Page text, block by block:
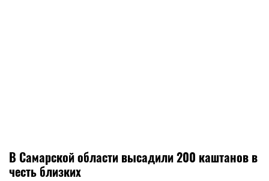
В Самарской области высадили 200 каштанов в
честь близких